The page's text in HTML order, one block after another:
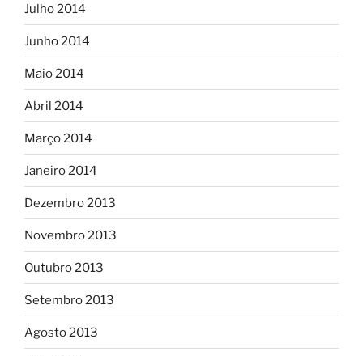
Julho 2014
Junho 2014
Maio 2014
Abril 2014
Março 2014
Janeiro 2014
Dezembro 2013
Novembro 2013
Outubro 2013
Setembro 2013
Agosto 2013